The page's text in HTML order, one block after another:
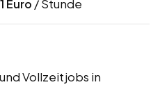
Euro / Stunde
Vollzeitjobs in